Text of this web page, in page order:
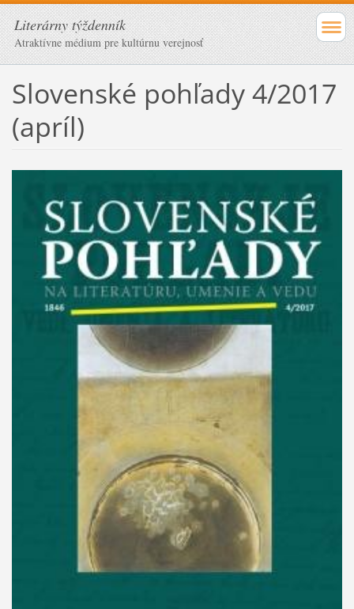
Literárny týždenník
Atraktívne médium pre kultúrnu verejnosť
Slovenské pohľady 4/2017
(apríl)